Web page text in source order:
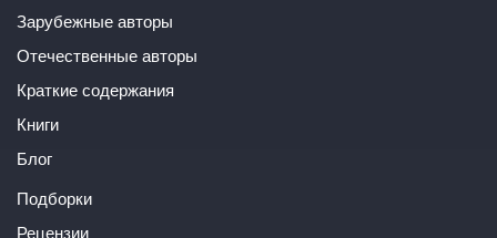
Зарубежные авторы
Отечественные авторы
Краткие содержания
Книги
Блог
Подборки
Рецензии